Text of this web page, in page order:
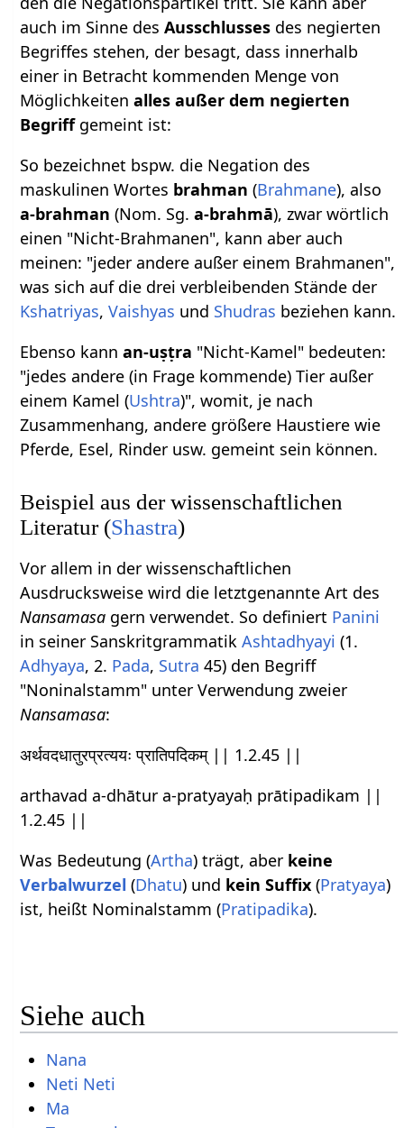
auch im Sinne desAusschlusses des negierten
Begriffes stehen, der besagt, dass innerhalb
einer in Betracht kommenden Menge von
Möglichkeitenalles außer dem negierten
Begriffgemeint ist:
So bezeichnet bspw. die Negation des
maskulinen Wortes brahman (Brahmane), also
a-brahman (Nom. Sg.a-brahmā), zwar wörtlich
einen "Nicht-Brahmanen", kann aber auch
meinen: "jeder andere außer einem Brahmanen",
was sich auf die drei verbleibenden Stände der
Kshatriyas,Vaishyas und Shudras beziehen kann.
Ebenso kannan-uṣṭra "Nicht-Kamel" bedeuten:
"jedes andere (in Frage kommende) Tier außer
einem Kamel (Ushtra)", womit, je nach
Zusammenhang, andere größere Haustiere wie
Pferde, Esel, Rinder usw. gemeint sein können.
Beispiel aus der wissenschaftlichen
Literatur (Shastra)
Vor allem in der wissenschaftlichen
Ausdrucksweise wird die letztgenannte Art des
Nansamasa gern verwendet. So definiert Panini
in seiner SanskritgrammatikAshtadhyayi (1.
Adhyaya, 2. Pada, Sutra 45) den Begriff
"Noninalstamm" unter Verwendung zweier
Nansamasa:
अर्थवदधातुरप्रत्ययः प्रातिपदिकम् || 1.2.45 ||
arthavad a-dhātur a-pratyayaḥ prātipadikam ||
1.2.45 ||
Was Bedeutung (Artha) trägt, aber keine
Verbalwurzel (Dhatu) und kein Suffix (Pratyaya)
ist, heißt Nominalstamm (Pratipadika).
Siehe auch
Nana
Neti Neti
Ma